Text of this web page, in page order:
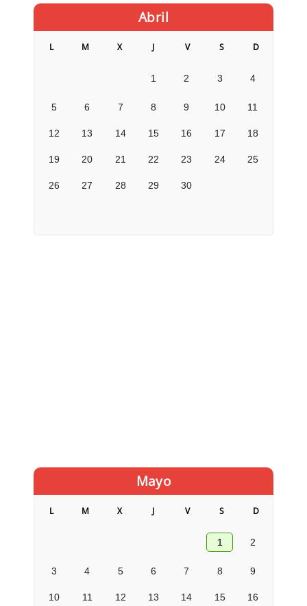
Abril
L M X J V S D
1 2 3 4
5 6 7 8 9 10 11
12 13 14 15 16 17 18
19 20 21 22 23 24 25
26 27 28 29 30
Mayo
L M X J V S D
1 2
3 4 5 6 7 8 9
10 11 12 13 14 15 16